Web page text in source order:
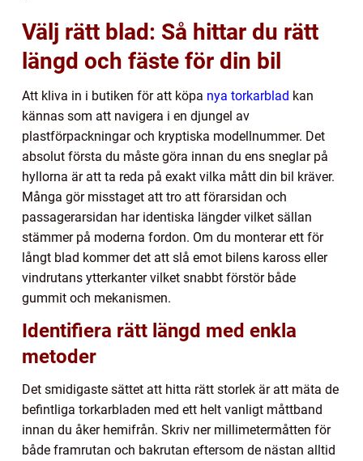
Välj rätt blad: Så hittar du rätt
längd och fäste för din bil
Att kliva in i butiken för att köpa nya torkarblad kan
kännas som att navigera i en djungel av
plastförpackningar och kryptiska modellnummer. Det
absolut första du måste göra innan du ens sneglar på
hyllorna är att ta reda på exakt vilka mått din bil kräver.
Många gör misstaget att tro att förarsidan och
passagerarsidan har identiska längder vilket sällan
stämmer på moderna fordon. Om du monterar ett för
långt blad kommer det att slå emot bilens kaross eller
vindrutans ytterkanter vilket snabbt förstör både
gummit och mekanismen.
Identifiera rätt längd med enkla
metoder
Det smidigaste sättet att hitta rätt storlek är att mäta de
befintliga torkarbladen med ett helt vanligt måttband
innan du åker hemifrån. Skriv ner millimetermåtten för
både framrutan och bakrutan eftersom de nästan alltid